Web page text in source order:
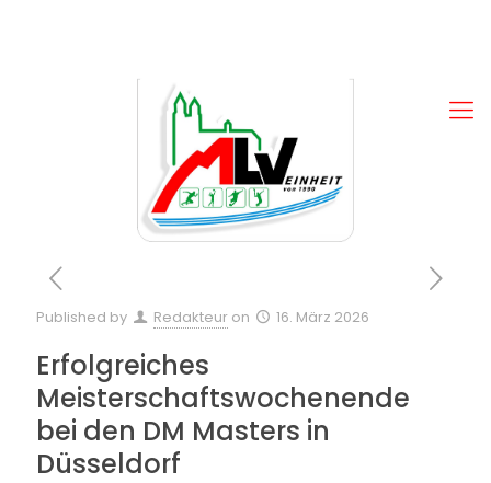
Published by Redakteur on 16. März 2026
Erfolgreiches
Meisterschaftswochenende
bei den DM Masters in
Düsseldorf